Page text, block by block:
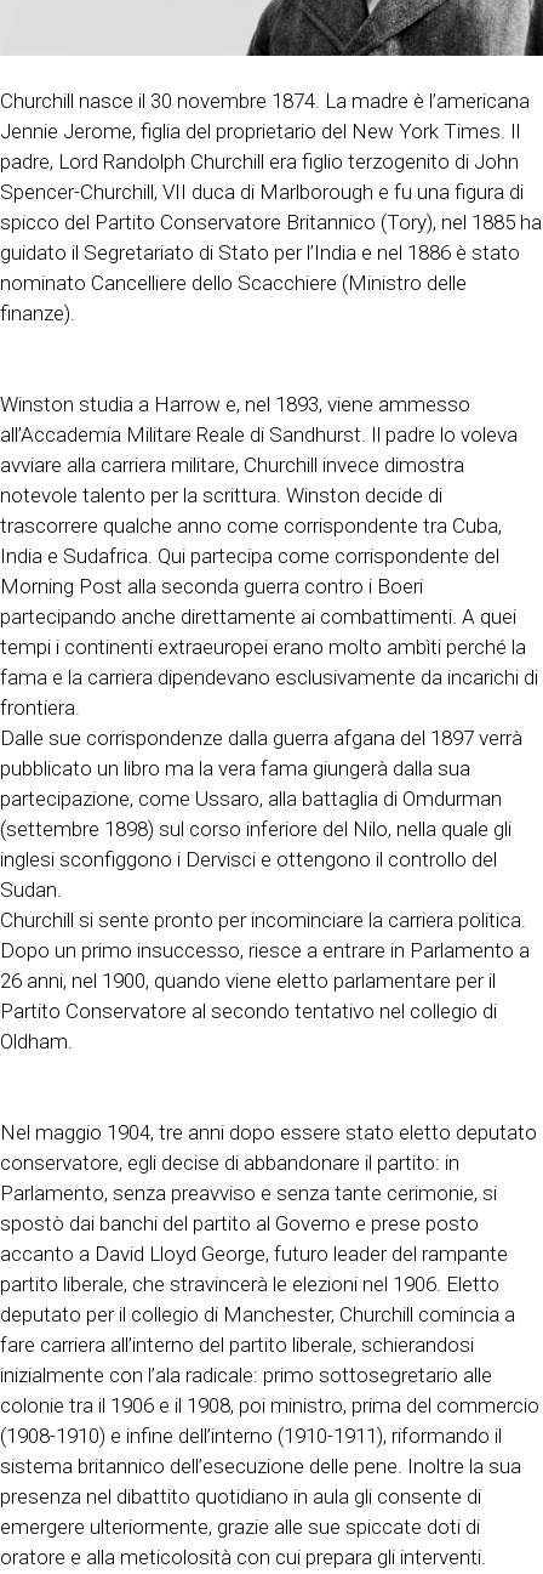
Churchill nasce il 30 novembre 1874. La madre è l’americana
Jennie Jerome, figlia del proprietario del New York Times. Il
padre, Lord Randolph Churchill era figlio terzogenito di John
Spencer-Churchill, VII duca di Marlborough e fu una figura di
spicco del Partito Conservatore Britannico (Tory), nel 1885 ha
guidato il Segretariato di Stato per l’India e nel 1886 è stato
nominato Cancelliere dello Scacchiere (Ministro delle
finanze).
Winston studia a Harrow e, nel 1893, viene ammesso
all’Accademia Militare Reale di Sandhurst. Il padre lo voleva
avviare alla carriera militare, Churchill invece dimostra
notevole talento per la scrittura. Winston decide di
trascorrere qualche anno come corrispondente tra Cuba,
India e Sudafrica. Qui partecipa come corrispondente del
Morning Post alla seconda guerra contro i Boeri
partecipando anche direttamente ai combattimenti. A quei
tempi i continenti extraeuropei erano molto ambìti perché la
fama e la carriera dipendevano esclusivamente da incarichi di
frontiera.
Dalle sue corrispondenze dalla guerra afgana del 1897 verrà
pubblicato un libro ma la vera fama giungerà dalla sua
partecipazione, come Ussaro, alla battaglia di Omdurman
(settembre 1898) sul corso inferiore del Nilo, nella quale gli
inglesi sconfiggono i Dervisci e ottengono il controllo del
Sudan.
Churchill si sente pronto per incominciare la carriera politica.
Dopo un primo insuccesso, riesce a entrare in Parlamento a
26 anni, nel 1900, quando viene eletto parlamentare per il
Partito Conservatore al secondo tentativo nel collegio di
Oldham.
Nel maggio 1904, tre anni dopo essere stato eletto deputato
conservatore, egli decise di abbandonare il partito: in
Parlamento, senza preavviso e senza tante cerimonie, si
spostò dai banchi del partito al Governo e prese posto
accanto a David Lloyd George, futuro leader del rampante
partito liberale, che stravincerà le elezioni nel 1906. Eletto
deputato per il collegio di Manchester, Churchill comincia a
fare carriera all’interno del partito liberale, schierandosi
inizialmente con l’ala radicale: primo sottosegretario alle
colonie tra il 1906 e il 1908, poi ministro, prima del commercio
(1908-1910) e infine dell’interno (1910-1911), riformando il
sistema britannico dell’esecuzione delle pene. Inoltre la sua
presenza nel dibattito quotidiano in aula gli consente di
emergere ulteriormente, grazie alle sue spiccate doti di
oratore e alla meticolosità con cui prepara gli interventi.